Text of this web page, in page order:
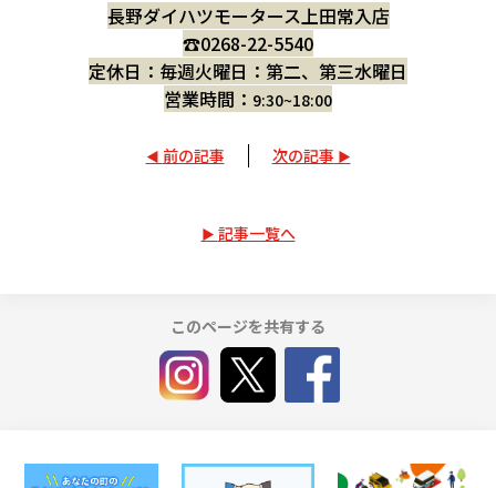
長野ダイハツモータース上田常入店
☎0268-22-5540
定休日：毎週火曜日：第二、第三水曜日
営業時間： 9:30~18:00
前の記事 次の記事
記事一覧へ
このページを共有する